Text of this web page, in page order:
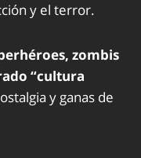
y el terror.
zombis
“cultura
y ganas de